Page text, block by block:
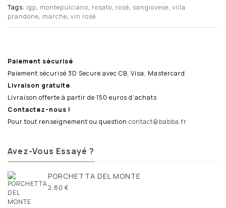
Tags: igp, montepulciano, rosato, rosé, sangiovese, villa
prandone, marche, vin rosé
Paiement sécurisé
Paiement sécurisé 3D Secure avec CB, Visa, Mastercard
Livraison gratuite
Livraison offerte à partir de 150 euros d’achats
Contactez-nous !
Pour tout renseignement ou question contact@babba.fr
Avez-Vous Essayé ?
PORCHETTA DEL MONTE
2,80 €